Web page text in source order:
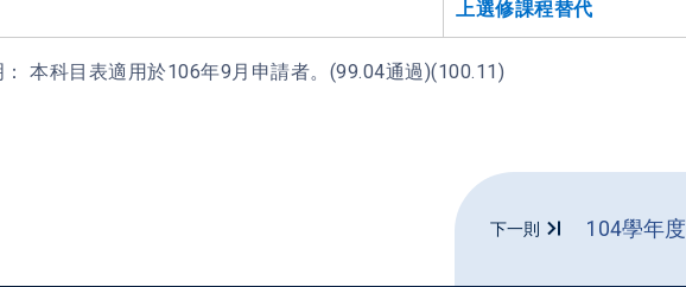
上選修課程替代
： 本科目表適用於106年9月申請者。(99.04通過)(100.11)
下一則 104學年度